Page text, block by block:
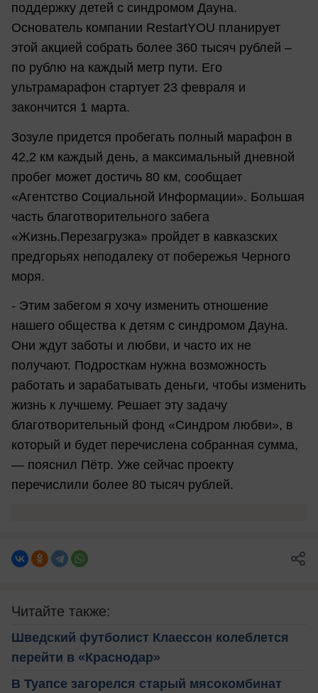
поддержку детей с синдромом Дауна.
Основатель компании RestartYOU планирует
этой акцией собрать более 360 тысяч рублей –
по рублю на каждый метр пути. Его
ультрамарафон стартует 23 февраля и
закончится 1 марта.
Зозуле придется пробегать полный марафон в
42,2 км каждый день, а максимальный дневной
пробег может достичь 80 км, сообщает
«Агентство Социальной Информации». Большая
часть благотворительного забега
«Жизнь.Перезагрузка» пройдет в кавказских
предгорьях неподалеку от побережья Черного
моря.
- Этим забегом я хочу изменить отношение
нашего общества к детям с синдромом Дауна.
Они ждут заботы и любви, и часто их не
получают. Подросткам нужна возможность
работать и зарабатывать деньги, чтобы изменить
жизнь к лучшему. Решает эту задачу
благотворительный фонд «Синдром любви», в
который и будет перечислена собранная сумма,
— пояснил Пётр. Уже сейчас проекту
перечислили более 80 тысяч рублей.
Читайте также:
Шведский футболист Клаессон колеблется
перейти в «Краснодар»
В Туапсе загорелся старый мясокомбинат